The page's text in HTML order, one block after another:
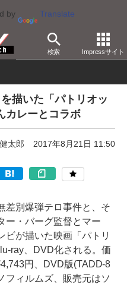
by Translate
検索 Impressサイト
BD/DVD
描いた「パトリオッ
カレーとコラボ
太郎 2017年8月21日 11:50
別爆弾テロ事件と、そ
ー・バーグ監督とマー
ビが描いた映画「パトリ
ray、DVD化される。価
円、DVD版(TADD-8
フィルムズ、販売元はソ